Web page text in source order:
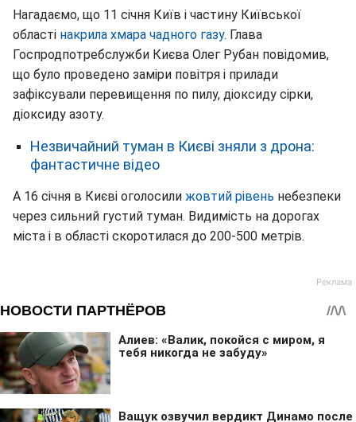
Нагадаємо, що 11 січня Київ і частину Київської
області накрила хмара чадного газу. Глава
Госпродпотребслужби Києва Олег Рубан повідомив,
що було проведено заміри повітря і прилади
зафіксували перевищення по пилу, діоксиду сірки,
діоксиду азоту.
Незвичайний туман в Києві зняли з дрона:
фантастичне відео
А 16 січня в Києві оголосили жовтий рівень небезпеки
через сильний густий туман. Видимість на дорогах
міста і в області скоротилася до 200-500 метрів.